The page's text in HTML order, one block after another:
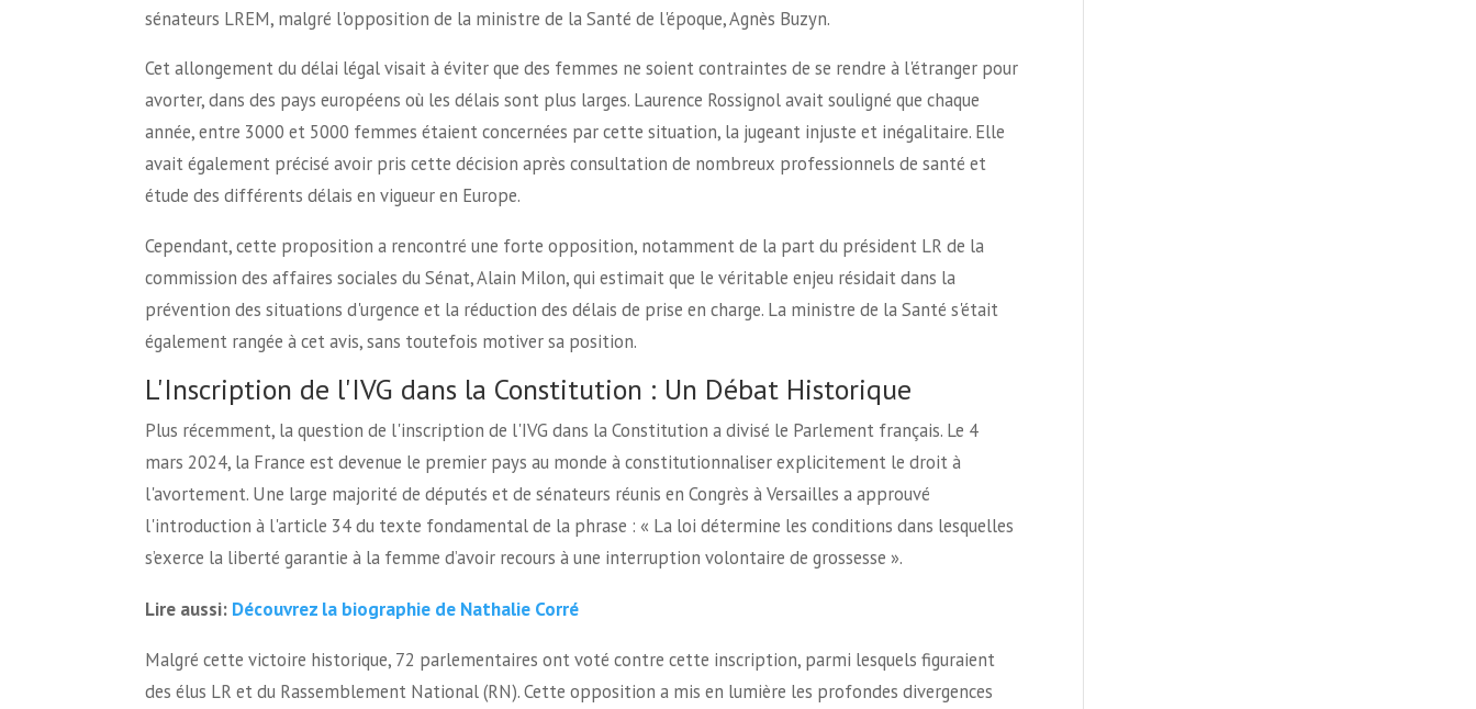
sénateurs LREM, malgré l'opposition de la ministre de la Santé de l'époque, Agnès Buzyn.
Cet allongement du délai légal visait à éviter que des femmes ne soient contraintes de se rendre à l'étranger pour
avorter, dans des pays européens où les délais sont plus larges. Laurence Rossignol avait souligné que chaque
année, entre 3000 et 5000 femmes étaient concernées par cette situation, la jugeant injuste et inégalitaire. Elle
avait également précisé avoir pris cette décision après consultation de nombreux professionnels de santé et
étude des différents délais en vigueur en Europe.
Cependant, cette proposition a rencontré une forte opposition, notamment de la part du président LR de la
commission des affaires sociales du Sénat, Alain Milon, qui estimait que le véritable enjeu résidait dans la
prévention des situations d'urgence et la réduction des délais de prise en charge. La ministre de la Santé s'était
également rangée à cet avis, sans toutefois motiver sa position.
L'Inscription de l'IVG dans la Constitution : Un Débat Historique
Plus récemment, la question de l'inscription de l'IVG dans la Constitution a divisé le Parlement français. Le 4
mars 2024, la France est devenue le premier pays au monde à constitutionnaliser explicitement le droit à
l'avortement. Une large majorité de députés et de sénateurs réunis en Congrès à Versailles a approuvé
l'introduction à l'article 34 du texte fondamental de la phrase : « La loi détermine les conditions dans lesquelles
s’exerce la liberté garantie à la femme d’avoir recours à une interruption volontaire de grossesse ».
Lire aussi: Découvrez la biographie de Nathalie Corré
Malgré cette victoire historique, 72 parlementaires ont voté contre cette inscription, parmi lesquels figuraient
des élus LR et du Rassemblement National (RN). Cette opposition a mis en lumière les profondes divergences